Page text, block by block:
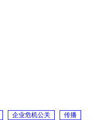
企业危机公关
传播